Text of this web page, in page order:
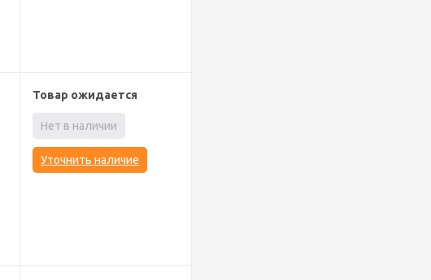
Товар ожидается
Нет в наличии
Уточнить наличие